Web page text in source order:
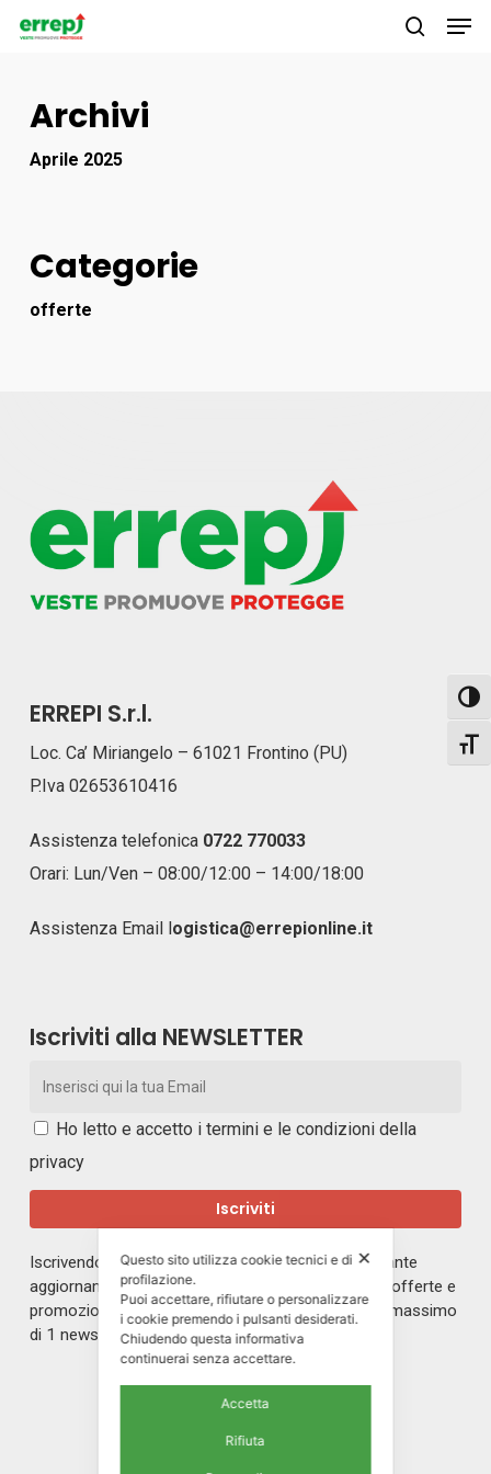
Skip
contentArchivi
Aprile 2025
Categorie
offerte
ERREPI S.r.l.
Loc. Ca’ Miriangelo – 61021 Frontino (PU)
P.Iva 02653610416
Assistenza telefonica 0722 770033
Orari: Lun/Ven – 08:00/12:00 – 14:00/18:00
Assistenza Email logistica@errepionline.it
Iscriviti alla NEWSLETTER
Ho letto e accetto i termini e le condizioni della
privacy
Iscrivendoti alla nostra newsletter rimarrai in costante
aggiornamento sul mondo di ERREPI, sulle nuove offerte e
promozioni riservate ai nostri iscritti. Riceverai un massimo
di 1 newsletter al mese.
✕
Questo sito utilizza cookie tecnici e di
profilazione.
Puoi accettare, rifiutare o personalizzare
i cookie premendo i pulsanti desiderati.
Chiudendo questa informativa
continuerai senza accettare.
Accetta
Rifiuta